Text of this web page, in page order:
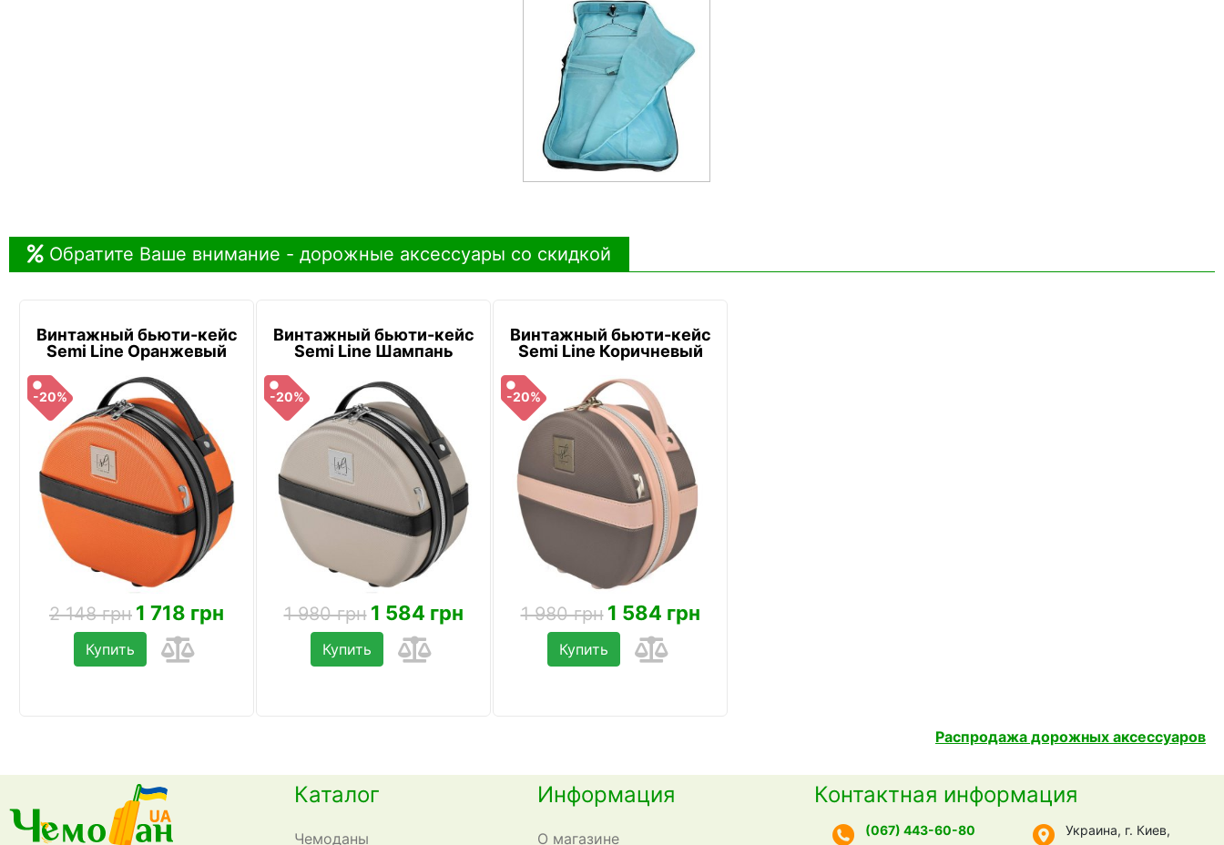
Обратите Ваше внимание - дорожные аксессуары со скидкой
Винтажный бьюти-кейс
Semi Line Оранжевый
-20%
2 148 грн 1 718 грн
Купить
Винтажный бьюти-кейс
Semi Line Шампань
-20%
1 980 грн 1 584 грн
Купить
Винтажный бьюти-кейс
Semi Line Коричневый
-20%
1 980 грн 1 584 грн
Купить
Распродажа дорожных аксессуаров
Каталог
Чемоданы
Информация
О магазине
Контактная информация
(067) 443-60-80 Украина, г. Киев,